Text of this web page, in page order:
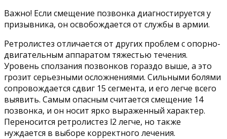
Важно! Если смещение позвонка диагностируется у
призывника, он освобождается от службы в армии.
Ретролистез отличается от других проблем с опорно-
двигательным аппаратом тяжестью течения.
Уровень сползания позвонков гораздо выше, а это
грозит серьезными осложнениями. Сильными болями
сопровождается сдвиг 15 сегмента, и его легче всего
выявить. Самым опасным считается смещение 14
позвонка, и он носит ярко выраженный характер.
Переносится ретролистез l2 легче, но также
нуждается в выборе корректного лечения.